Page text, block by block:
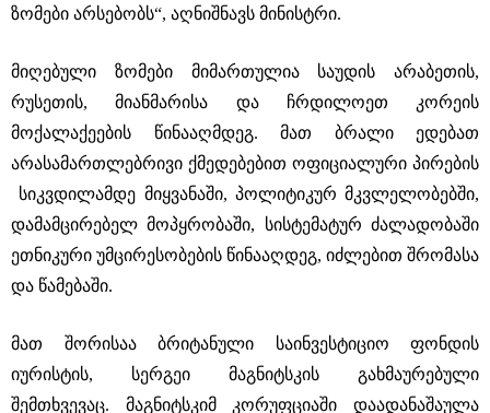
ზომები არსებობს“, აღნიშნავს მინისტრი.
მიღებული ზომები მიმართულია საუდის არაბეთის,
რუსეთის, მიანმარისა და ჩრდილოეთ კორეის
მოქალაქეების წინააღმდეგ. მათ ბრალი ედებათ
არასამართლებრივი ქმედებებით ოფიციალური პირების
სიკვდილამდე მიყვანაში, პოლიტიკურ მკვლელობებში,
დამამცირებელ მოპყრობაში, სისტემატურ ძალადობაში
ეთნიკური უმცირესობების წინააღდეგ, იძლებით შრომასა
და წამებაში.
მათ შორისაა ბრიტანული საინვესტიციო ფონდის
იურისტის, სერგეი მაგნიტსკის გახმაურებული
შემთხვევაც. მაგნიტსკიმ კორუფციაში დაადანაშაულა